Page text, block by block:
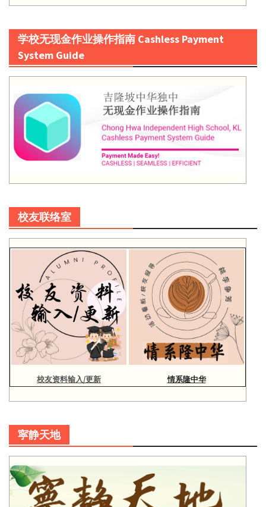
学校无现金作业操作指南 Cashless Payment
System Guide
校友联络室
校友资料输入/更新 情系隆中华
寜静天地